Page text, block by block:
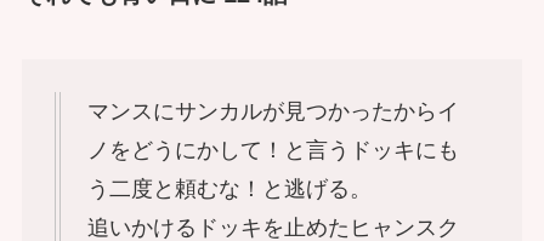
マンスにサンカルが見つかったからイ
ノをどうにかして！と言うドッキにも
う二度と頼むな！と逃げる。
追いかけるドッキを止めたヒャンスク